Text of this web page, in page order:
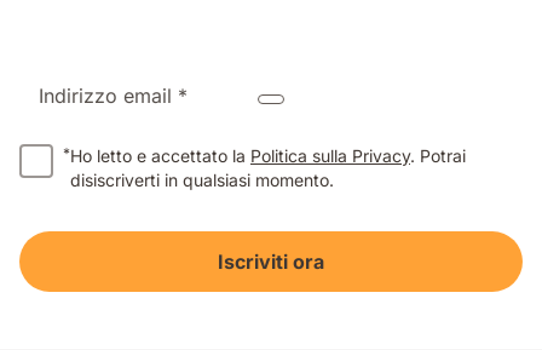
Indirizzo email *
*Ho letto e accettato la Politica sulla Privacy. Potrai
disiscriverti in qualsiasi momento.
Iscriviti ora